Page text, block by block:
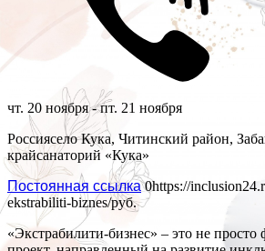
чт. 20 ноября - пт. 21 ноября
Россиясело Кука, Читинский район,
крайсанаторий «Кука»
Постоянная ссылка 0https://
ekstrabiliti-biznes/руб.
«Экстрабилити-бизнес» – это не